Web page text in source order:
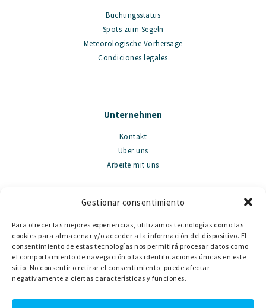
Gestionar consentimiento
Para ofrecer las mejores experiencias, utilizamos tecnologías como las
cookies para almacenar y/o acceder a la información del dispositivo. El
consentimiento de estas tecnologías nos permitirá procesar datos como
el comportamiento de navegación o las identificaciones únicas en este
sitio. No consentir o retirar el consentimiento, puede afectar
negativamente a ciertas características y funciones.
Buchungsstatus
Spots zum Segeln
Meteorologische Vorhersage
Condiciones legales
Unternehmen
Kontakt
Über uns
Arbeite mit uns
Verkauf
Holz llauts
Motorbooten